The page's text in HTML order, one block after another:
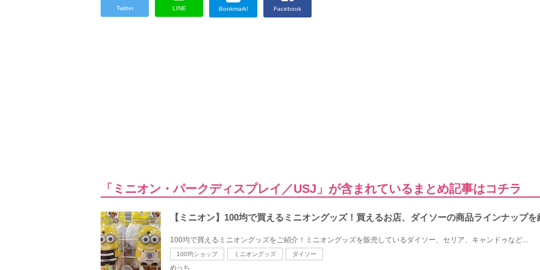
Twitter LINE Bookmark! Facebook
「ミニオン・パークディスプレイ／USJ」が含まれているまとめ記事はコチラ
【ミニオン】100均で買えるミニオングッズ！買えるお店、ダイソーの商品ラインナップを
100均で買えるミニオングッズをご紹介！ミニオングッズを販売しているダイソー、セリア、キャンドゥなど...
100均ショップ ミニオングッズ ダイソー
めっち